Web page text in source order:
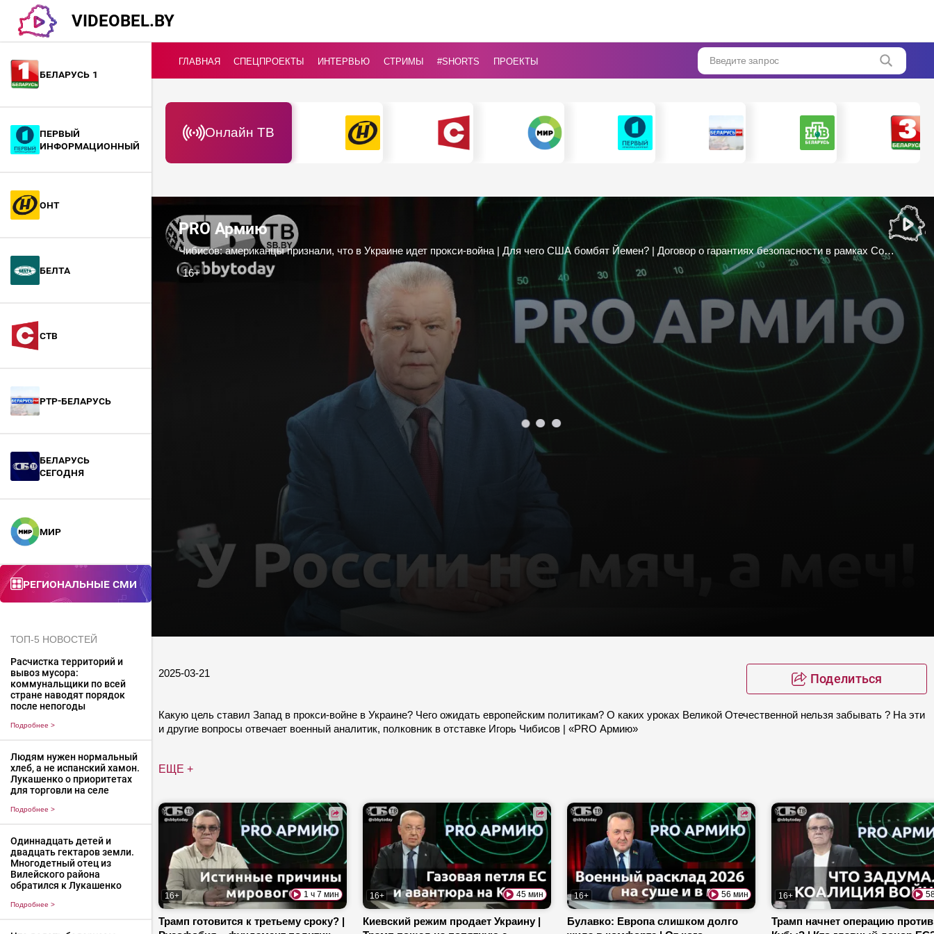
VIDEOBEL.BY
Беларусь 1
Первый
информационный
ОНТ
БелТА
СТВ
РТР-Беларусь
БЕЛАРУСЬ
СЕГОДНЯ
МИР
Региональные СМИ
ТОП-5 НОВОСТЕЙ
Расчистка территорий и
вывоз мусора:
коммунальщики по всей
стране наводят порядок
после непогоды
Подробнее >
Людям нужен нормальный
хлеб, а не испанский хамон.
Лукашенко о приоритетах
для торговли на селе
Подробнее >
Одиннадцать детей и
двадцать гектаров земли.
Многодетный отец из
Вилейского района
обратился к Лукашенко
Подробнее >
ГЛАВНАЯ СПЕЦПРОЕКТЫ ИНТЕРВЬЮ СТРИМЫ #Shorts ПРОЕКТЫ Введите запрос
Онлайн ТВ
PRO Армию
Чибисов: американцы признали, что в Украине идет прокси-война | Для чего США бомбят Йемен? | Договор о гарантиях безопасности в рамках Союзного государства
16+
2025-03-21 Поделиться
Какую цель ставил Запад в прокси-войне в Украине? Чего ожидать европейским политикам? О каких уроках Великой Отечественной нельзя забывать ? На эти
и другие вопросы отвечает военный аналитик, полковник в отставке Игорь Чибисов | «PRO Армию»
ЕЩЕ +
16+ 1 ч 7 мин
Трамп готовится к третьему сроку? |
16+ 45 мин
Киевский режим продает Украину |
16+ 56 мин
Булавко: Европа слишком долго
16+
Трамп начнет операцию против